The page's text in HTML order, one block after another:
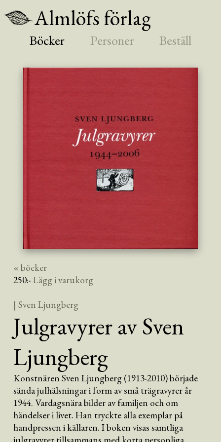
Almlöfs förlag
Böcker Personer Beställ
« böcker
250:-Lägg i varukorg
| Sven Ljungberg
Julgravyrer av Sven
Ljungberg
Konstnären Sven Ljungberg (1913-2010) började
sända julhälsningar i form av små trägravyrer år
1944. Vardagsnära bilder av familjen och om
händelser i livet. Han tryckte alla exemplar på
handpressen i källaren. I boken visas samtliga